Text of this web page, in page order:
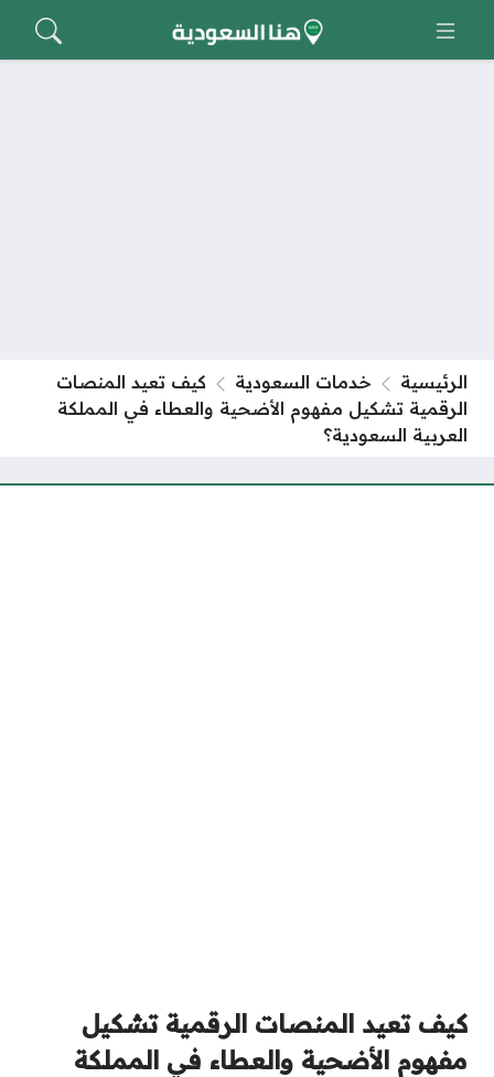
الرئيسية خدمات السعودية
كيف تعيد المنصات
الرقمية تشكيل مفهوم الأضحية والعطاء في المملكة
العربية السعودية؟
كيف تعيد المنصات الرقمية تشكيل
مفهوم الأضحية والعطاء في المملكة